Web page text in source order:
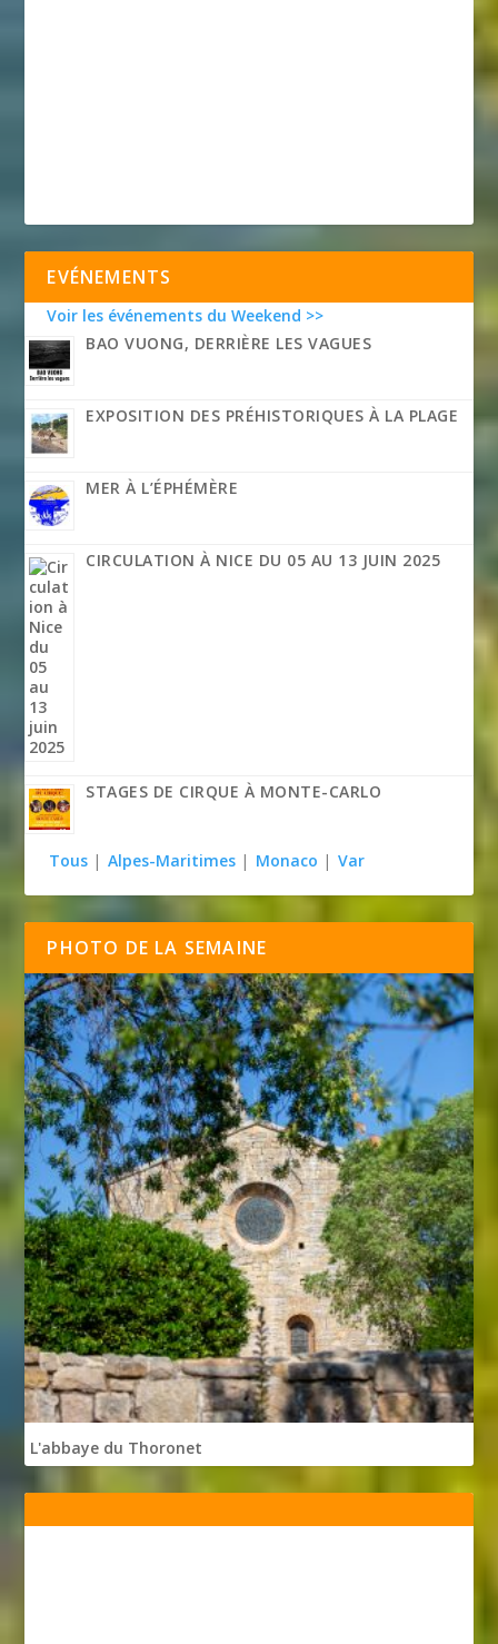
EVÉNEMENTS
Voir les événements du Weekend >>
BAO VUONG, DERRIÈRE LES VAGUES
EXPOSITION DES PRÉHISTORIQUES À LA PLAGE
MER À L’ÉPHÉMÈRE
CIRCULATION À NICE DU 05 AU 13 JUIN 2025
STAGES DE CIRQUE À MONTE-CARLO
Tous | Alpes-Maritimes | Monaco | Var
PHOTO DE LA SEMAINE
L'abbaye du Thoronet